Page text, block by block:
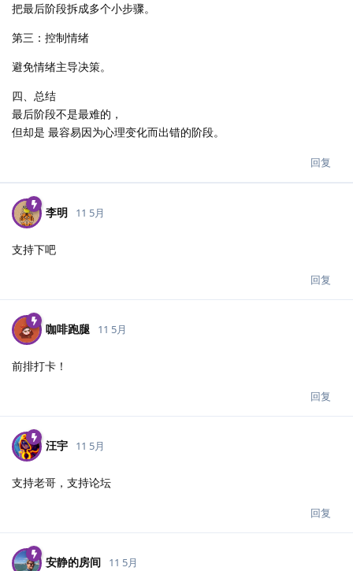
把最后阶段拆成多个小步骤。
第三：控制情绪
避免情绪主导决策。
四、总结
最后阶段不是最难的，
但却是 最容易因为心理变化而出错的阶段。
回复
李明 11 5月
支持下吧
回复
咖啡跑腿 11 5月
前排打卡！
回复
汪宇 11 5月
支持老哥，支持论坛
回复
安静的房间 11 5月